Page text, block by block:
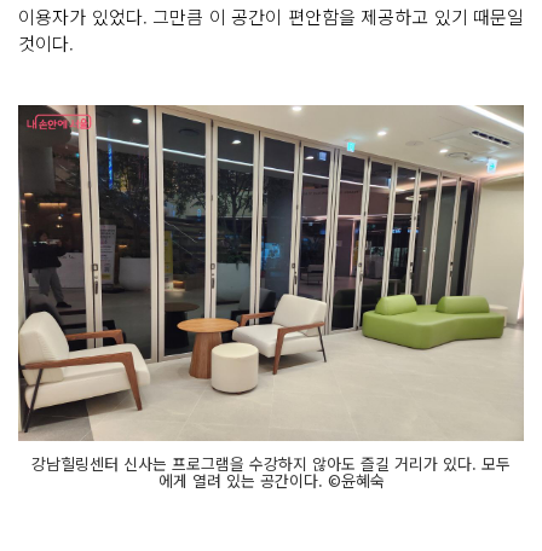
이용자가 있었다. 그만큼 이 공간이 편안함을 제공하고 있기 때문일
것이다.
강남힐링센터 신사는 프로그램을 수강하지 않아도 즐길 거리가 있다. 모두
에게 열려 있는 공간이다. ©윤혜숙